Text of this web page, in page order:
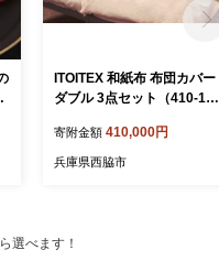
ITOITEX 和紙布 布団カバー
ダブル 3点セット（410-1）
ツ ピロケース
寄附金額 410,000円
兵庫県西脇市
選べます！